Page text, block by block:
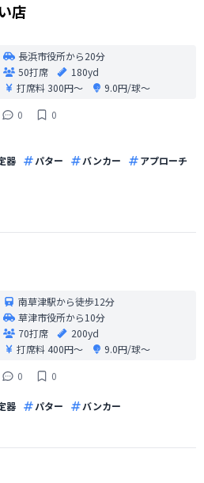
店
長浜市役所から20分
50打席
180yd
打席料300円〜
9.0円/球〜
0
0
器 パター バンカー
アプローチ
南草津駅から徒歩12分
草津市役所から10分
70打席
200yd
打席料400円〜
9.0円/球〜
0
0
器 パター
バンカー